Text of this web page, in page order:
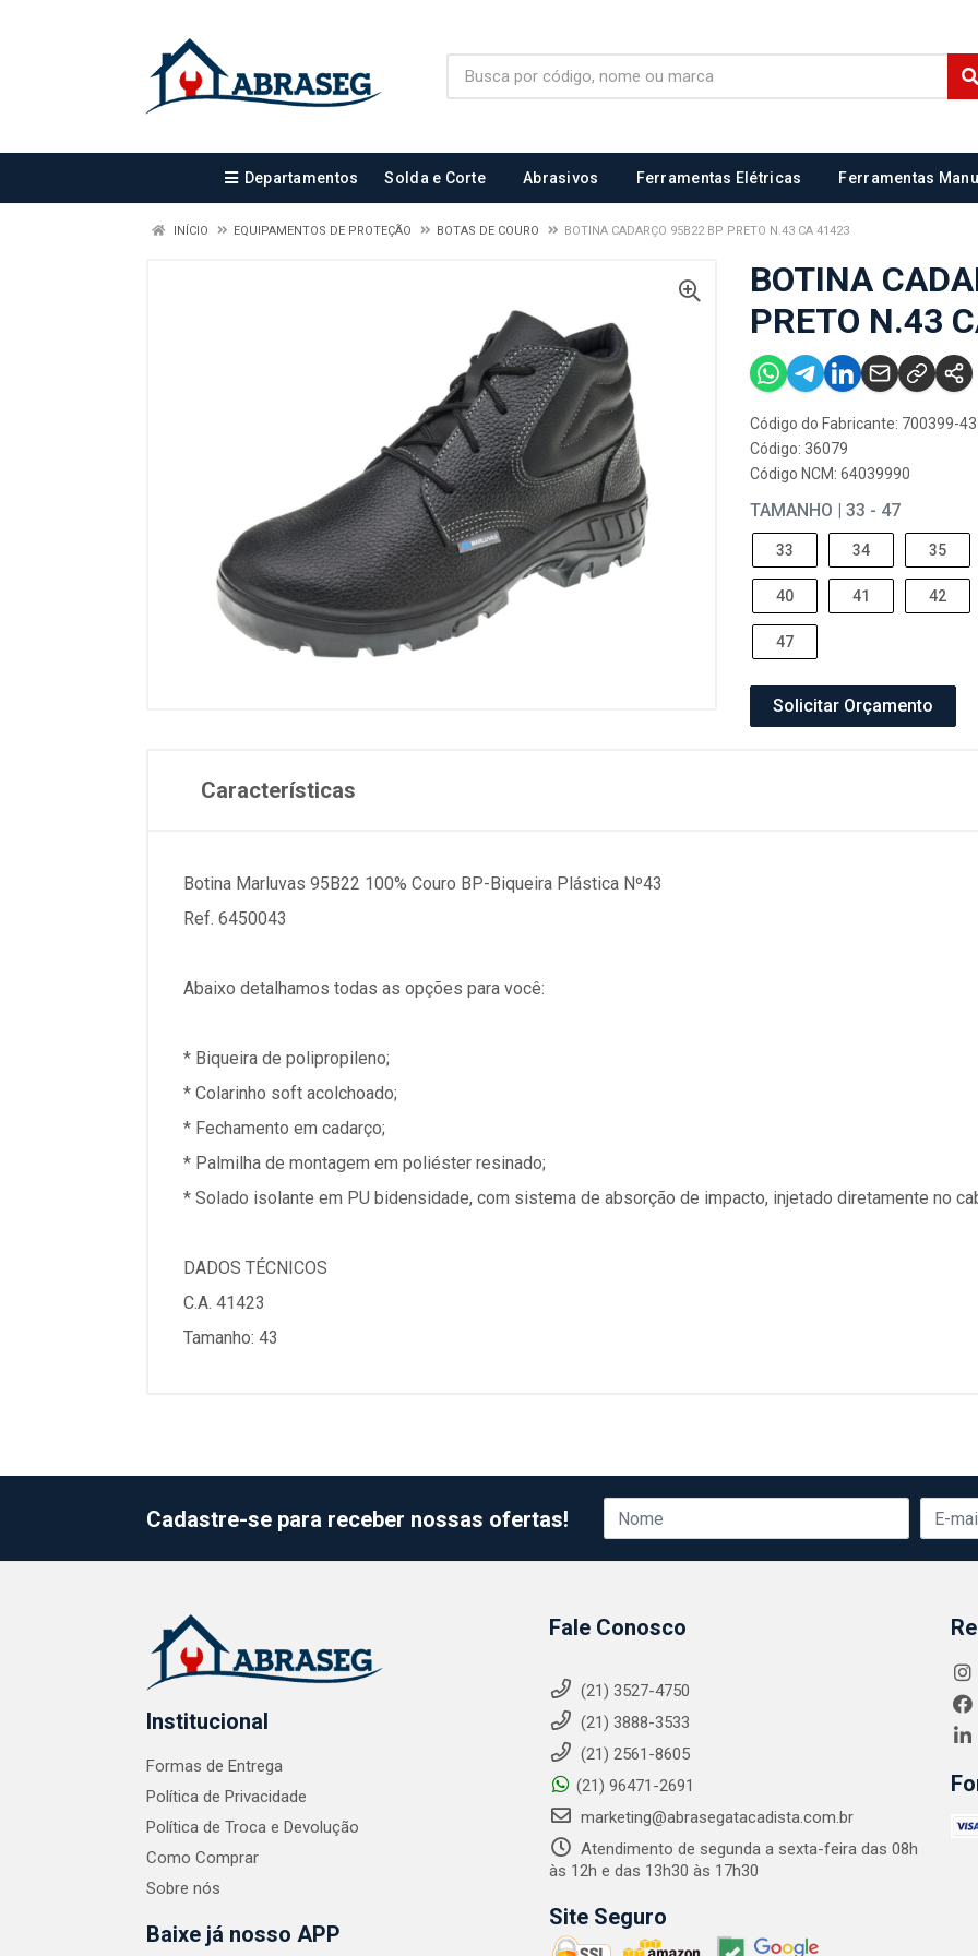
Departamentos Solda e Corte Abrasivos Ferramentas Elétricas Ferramentas
INÍCIO EQUIPAMENTOS DE PROTEÇÃO BOTAS DE COURO BOTINA CADARÇO 95B22 BP PRETO N.43 CA 41423
BOTINA
PRETO N.43
Código do Fabricante: 700399-43
Código: 36079
Código NCM: 64039990
TAMANHO | 33 - 47
33 34 35
40 41 42
47
Solicitar Orçamento
Características
Botina Marluvas 95B22 100% Couro BP-Biqueira Plástica Nº43
Ref. 6450043
Abaixo detalhamos todas as opções para você:
* Biqueira de polipropileno;
* Colarinho soft acolchoado;
* Fechamento em cadarço;
* Palmilha de montagem em poliéster resinado;
* Solado isolante em PU bidensidade, com sistema de absorção de impacto, injetado diretamente no
DADOS TÉCNICOS
C.A. 41423
Tamanho: 43
Cadastre-se para receber nossas ofertas!
Institucional
Formas de Entrega
Política de Privacidade
Política de Troca e Devolução
Como Comprar
Sobre nós
Baixe já nosso APP
Fale Conosco
(21) 3527-4750
(21) 3888-3533
(21) 2561-8605
(21) 96471-2691
marketing@abrasegatacadista.com.br
Atendimento de segunda a sexta-feira das 08h
às 12h e das 13h30 às 17h30
Site Seguro